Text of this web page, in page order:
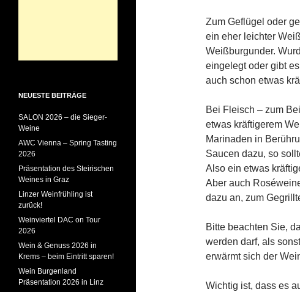
Zum Geflügel oder
ein eher leichter
Weißburgunder.
eingelegt oder gibt
auch schon etwas
Bei Fleisch – zum
etwas kräftigerem
Marinaden in
Saucen dazu, so
Also ein etwas
Aber auch
dazu an, zum
Bitte beachten Sie,
werden darf, als
erwärmt sich der
Wichtig ist, dass es
NEUESTE BEITRÄGE
SALON 2026 – die Sieger-
Weine
AWC Vienna – Spring Tasting
2026
Präsentation des Steirischen
Weines in Graz
Linzer Weinfrühling ist
zurück!
Weinviertel DAC on Tour
2026
Wein & Genuss 2026 in
Krems – beim Eintritt sparen!
Wein Burgenland
Präsentation 2026 in Linz